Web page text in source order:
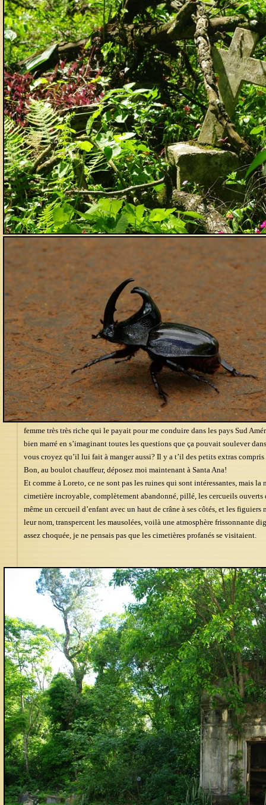
femme très très riche qui le payait pour me conduire dans les pays Sud
bien marré en s’imaginant toutes les questions que ça pouvait soulever
vous croyez qu’il lui fait à manger aussi? Il y a t’il des petits extras
Bon, au boulot chauffeur, déposez moi maintenant à Santa Ana!
Et comme à Loreto, ce ne sont pas les ruines qui sont intéressantes, mais
cimetière incroyable, complètement abandonné, pillé, les cercueils ouverts
même un cercueil d’enfant avec un haut de crâne à ses côtés, et les
leur nom, transpercent les mausolées, voilà une atmosphère frissonnante
assez choquée, je ne pensais pas que les cimetières profanés se visitaient.